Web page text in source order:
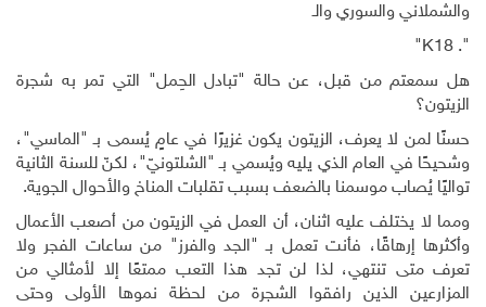
والشملاني والسوري والـ
".
K18
"
هل سمعتم من قبل، عن حالة "تبادل الحِمل" التي تمر به شجرة
الزيتون؟
حسنًا لمن لا يعرف، الزيتون يكون غزيرًا في عامٍ يُسمى بـ "الماسي"،
وشحيحًا في العام الذي يليه ويُسمي بـ "الشلتونيّ"، لكنّ للسنة الثانية
تواليًا يُصاب موسمنا بالضعف بسبب تقلبات المناخ والأحوال الجوية.
ومما لا يختلف عليه اثنان، أن العمل في الزيتون من أصعب الأعمال
وأكثرها إرهاقًا، فأنت تعمل بـ "الجد والفرز" من ساعات الفجر ولا
تعرف متى تنتهي، لذا لن تجد هذا التعب ممتعًا إلا لأمثالي من
المزارعين الذين رافقوا الشجرة من لحظة نموها الأولى وحتى